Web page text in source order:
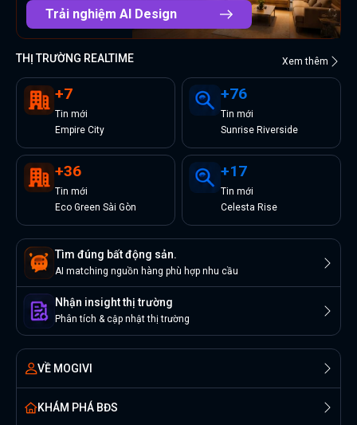
Trải nghiệm AI Design
THỊ TRƯỜNG REALTIME Xem thêm
+7
Tin mới
Empire City
+76
Tin mới
Sunrise Riverside
+36
Tin mới
Eco Green Sài Gòn
+17
Tin mới
Celesta Rise
Tìm đúng bất động sản.
AI matching nguồn hàng phù hợp nhu cầu
Nhận insight thị trường
Phân tích & cập nhật thị trường
VỀ MOGIVI
KHÁM PHÁ BĐS